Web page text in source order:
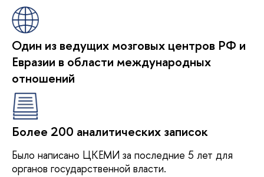
Один из ведущих мозговых центров РФ и
Евразии в области международных
отношений
Более 200 аналитических записок
Было написано ЦКЕМИ за последние 5 лет для
органов государственной власти.